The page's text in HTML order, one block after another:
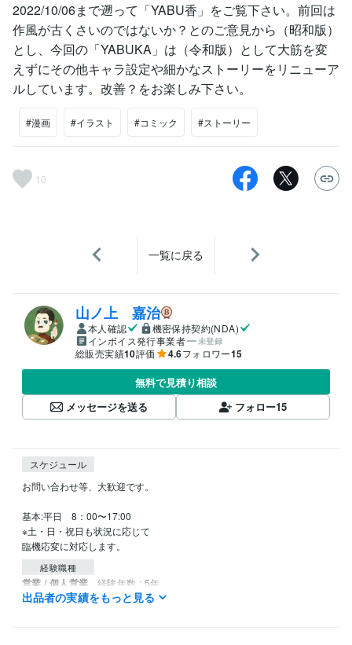
2022/10/06まで遡って「YABU香」をご覧下さい。前回は
作風が古くさいのではないか？とのご意見から（昭和版）
とし、今回の「YABUKA」は（令和版）として大筋を変
えずにその他キャラ設定や細かなストーリーをリニューア
ルしています。改善？をお楽しみ下さい。
#漫画 #イラスト #コミック #ストーリー
10
一覧に戻る
山ノ上 嘉治
本人確認
機密保持契約(NDA)
インボイス発行事業者
未登録
総販売実績10評価 4.6フォロワー15
無料で見積り相談
メッセージを送る
フォロー15
スケジュール
お問い合わせ等、大歓迎です。
基本:平日　8：00〜17:00
※土・日・祝日も状況に応じて
臨機応変に対応します。
経験職種
営業 / 個人営業 経験年数 : 5年
メディア・出版・広告 / クリエイティブ・アートディレクター
ライフスタイル・その他 / 講師・インストラクター 経験年数 : 2年
出品者の実績をもっと見る